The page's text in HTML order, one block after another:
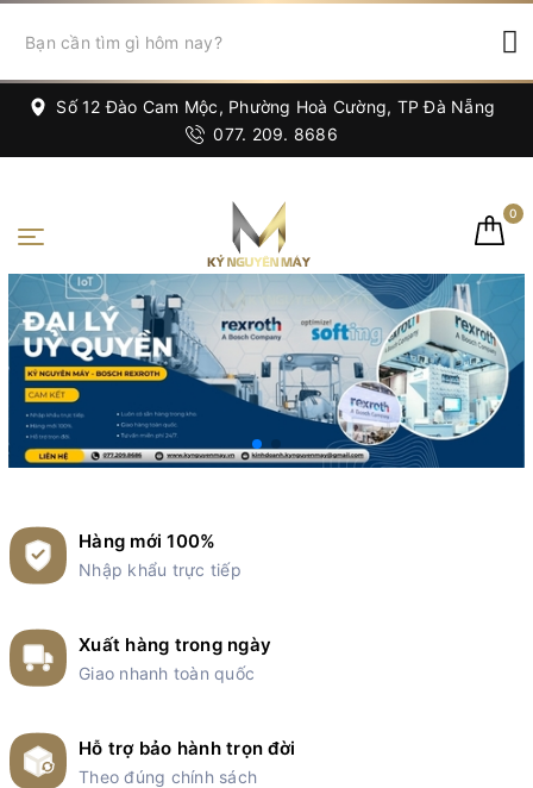
Số 12 Đào Cam Mộc, Phường Hoà Cường, TP Đà Nẵng
077. 209. 8686
0
Hàng mới 100%
Nhập khẩu trực tiếp
Xuất hàng trong ngày
Giao nhanh toàn quốc
Hỗ trợ bảo hành trọn đời
Theo đúng chính sách